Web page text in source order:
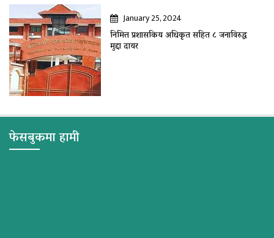
January 25, 2024
निमित्त प्रशासकिय अधिकृत सहित ८ जनाविरुद्ध
मुद्दा दायर
फेसबुकमा हामी